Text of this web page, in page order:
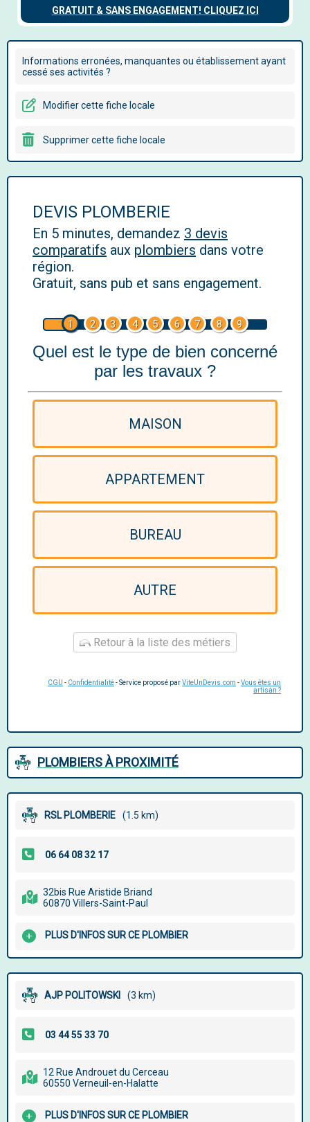
Informations erronées, manquantes ou établissement ayant
cessé ses activités ?
Modifier cette fiche locale
Supprimer cette fiche locale
DEVIS PLOMBERIE
En 5 minutes, demandez 3 devis
comparatifs aux plombiers dans votre
région.
Gratuit, sans pub et sans engagement.
1 2 3 4 5 6 7 8 9
Quel est le type de bien concerné
par les travaux ?
MAISON
APPARTEMENT
BUREAU
AUTRE
Retour à la liste des métiers
CGU - Confidentialité- Service proposé parViteUnDevis.com -Vous êtes un
artisan ?
PLOMBIERS À PROXIMITÉ
RSL PLOMBERIE (1.5 km)
32bis Rue Aristide Briand
60870 Villers-Saint-Paul
PLUS D'INFOS SUR CE PLOMBIER
AJP POLITOWSKI (3 km)
12 Rue Androuet du Cerceau
60550 Verneuil-en-Halatte
PLUS D'INFOS SUR CE PLOMBIER